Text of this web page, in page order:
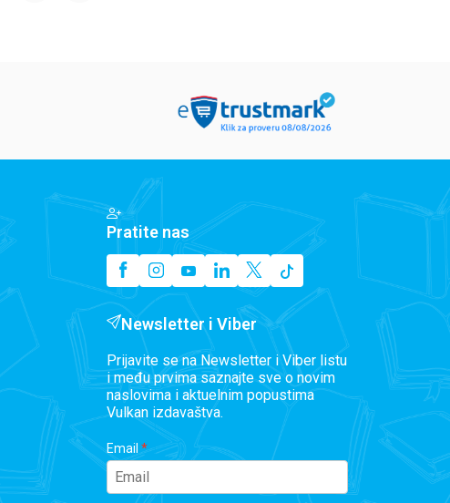
Pratite nas
Newsletter i Viber
Prijavite se na Newsletter i Viber listu
i među prvima saznajte sve o novim
naslovima i aktuelnim popustima
Vulkan izdavaštva.
Email